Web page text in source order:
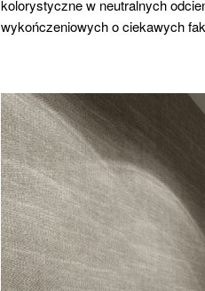
kolorystyczne w neutralnych
wykończeniowych o ciekawych